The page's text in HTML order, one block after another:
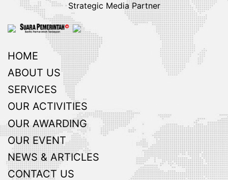
Strategic Media Partner
HOME
ABOUT US
SERVICES
OUR ACTIVITIES
OUR AWARDING
OUR EVENT
NEWS & ARTICLES
CONTACT US